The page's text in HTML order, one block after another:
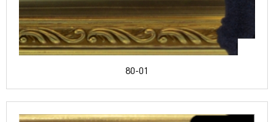
80-01